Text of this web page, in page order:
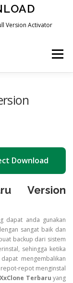
Version Activator
Menu
Download
Version
dapat anda gunakan
sangat baik dan
backup dari sistem
sehingga ketika
mengembalikan
repot menginstal
XxClone Terbaru yang